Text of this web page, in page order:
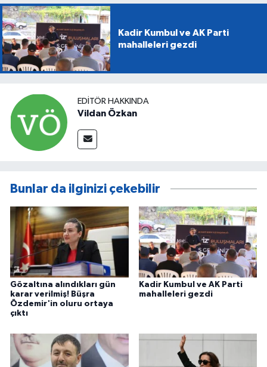
Kadir Kumbul ve AK Parti
mahalleleri gezdi
EDITÖR HAKKINDA
Vildan Özkan
Bunlar da ilginizi çekebilir
Gözaltına alındıkları gün
karar verilmiş! Büşra
Özdemir'in oluru ortaya
çıktı
Kadir Kumbul ve AK Parti
mahalleleri gezdi